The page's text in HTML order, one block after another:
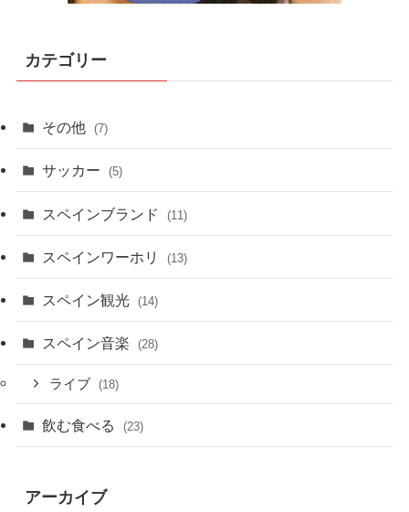
カテゴリー
その他 (7)
サッカー (5)
スペインブランド (11)
スペインワーホリ (13)
スペイン観光 (14)
スペイン音楽 (28)
ライブ (18)
飲む食べる (23)
アーカイブ